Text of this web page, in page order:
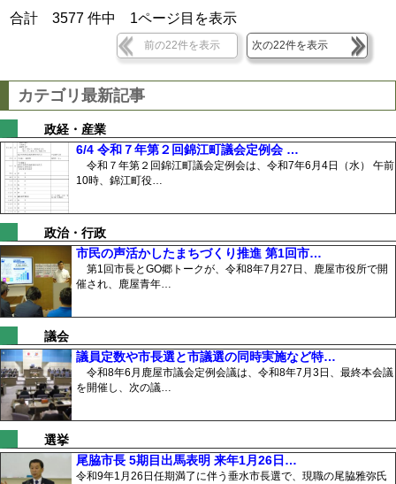
合計3577 件中 1ページ目を表示
前の22件を表示 次の22件を表示
カテゴリ最新記事
政経・産業
6/4 令和７年第２回錦江町議会定例会 …
令和７年第２回錦江町議会定例会は、令和7年6月4日（水） 午前
10時、錦江町役…
政治・行政
市民の声活かしたまちづくり推進 第1回市…
第1回市長とGO郷トークが、令和8年7月27日、鹿屋市役所で開
催され、鹿屋青年…
議会
議員定数や市長選と市議選の同時実施など特…
令和8年6月鹿屋市議会定例会議は、令和8年7月3日、最終本会議
を開催し、次の議…
選挙
尾脇市長 5期目出馬表明 来年1月26日…
令和9年1月26日任期満了に伴う垂水市長選で、現職の尾脇雅弥氏